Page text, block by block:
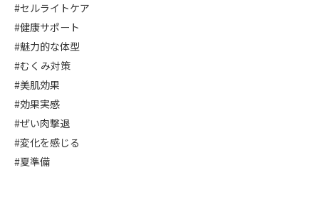
#セルライトケア
#健康サポート
#魅力的な体型
#むくみ対策
#美肌効果
#効果実感
#ぜい肉撃退
#変化を感じる
#夏準備